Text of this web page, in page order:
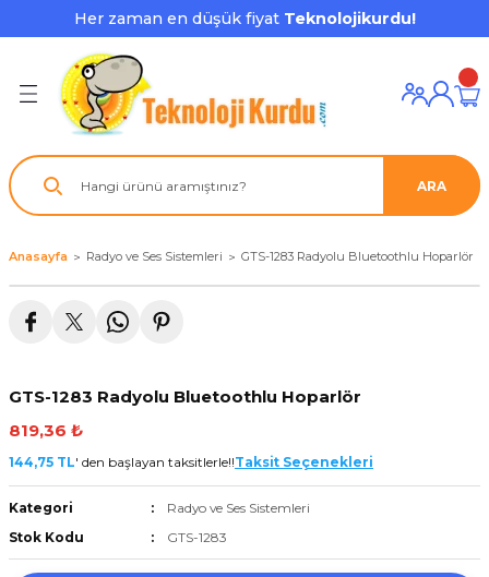
Her zaman en düşük fiyat Teknolojikurdu!
Geri Dön
Geri Dön
ve Ekipmanları
- Çoğaltıcı
Gözü
Geri Dön
Çevre Birimleri
Geri Dön
Geri Dön
Geri Dön
Geri Dön
Aksesuarları
ARA
Anasayfa Radyo ve Ses Sistemleri GTS-1283 Radyolu Bluetoothlu Hoparlör
GTS-1283 Radyolu Bluetoothlu Hoparlör
819,36 ₺
144,75 TL' den başlayan taksitlerle!!Taksit Seçenekleri
Kategori
Radyo ve Ses Sistemleri
Stok Kodu
GTS-1283